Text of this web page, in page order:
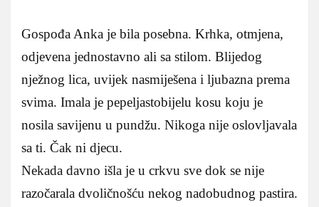
Gospođa Anka je bila posebna. Krhka, otmjena,
odjevena jednostavno ali sa stilom. Blijedog
nježnog lica, uvijek nasmiješena i ljubazna prema
svima. Imala je pepeljastobijelu kosu koju je
nosila savijenu u pundžu. Nikoga nije oslovljavala
sa ti. Čak ni djecu.
Nekada davno išla je u crkvu sve dok se nije
razočarala dvoličnošću nekog nadobudnog pastira.